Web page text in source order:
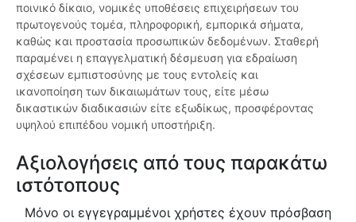
ποινικό δίκαιο, νομικές υποθέσεις επιχειρήσεων του
πρωτογενούς τομέα, πληροφορική, εμπορικά σήματα,
καθώς και προστασία προσωπικών δεδομένων. Σταθερή
παραμένει η επαγγελματική δέσμευση για εδραίωση
σχέσεων εμπιστοσύνης με τους εντολείς και
ικανοποίηση των δικαιωμάτων τους, είτε μέσω
δικαστικών διαδικασιών είτε εξωδίκως, προσφέροντας
υψηλού επιπέδου νομική υποστήριξη.
Αξιολογήσεις από τους παρακάτω
ιστότοπους
Μόνο οι εγγεγραμμένοι χρήστες έχουν πρόσβαση